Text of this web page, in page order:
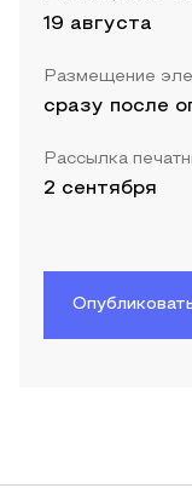
19 августа
Размещение
сразу после
Рассылка
2 сентября